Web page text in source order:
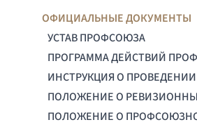
ОФИЦИАЛЬНЫЕ ДОКУМЕНТЫ
УСТАВ ПРОФСОЮЗА
ПРОГРАММА ДЕЙСТВИЙ
ИНСТРУКЦИЯ О
ПОЛОЖЕНИЕ О
ПОЛОЖЕНИЕ О